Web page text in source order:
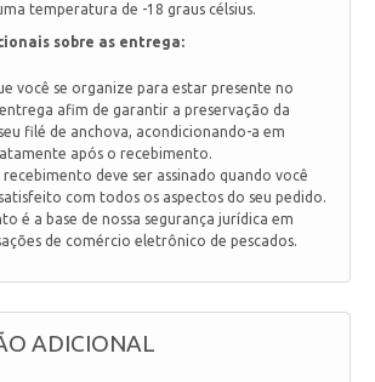
temperatura de -18 graus célsius.
sobre as entrega:
você se organize para estar presente no
afim de garantir a preservação da
filé de anchova, acondicionando-a em
após o recebimento.
deve ser assinado quando você
com todos os aspectos do seu pedido.
é a base de nossa segurança jurídica em
de comércio eletrônico de pescados.
ADICIONAL